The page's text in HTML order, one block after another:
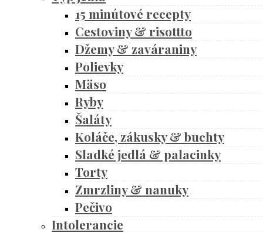
15 minútové recepty
Cestoviny & risottto
Džemy & zaváraniny
Polievky
Mäso
Ryby
Šaláty
Koláče, zákusky & buchty
Sladké jedlá & palacinky
Torty
Zmrzliny & nanuky
Pečivo
Intolerancie